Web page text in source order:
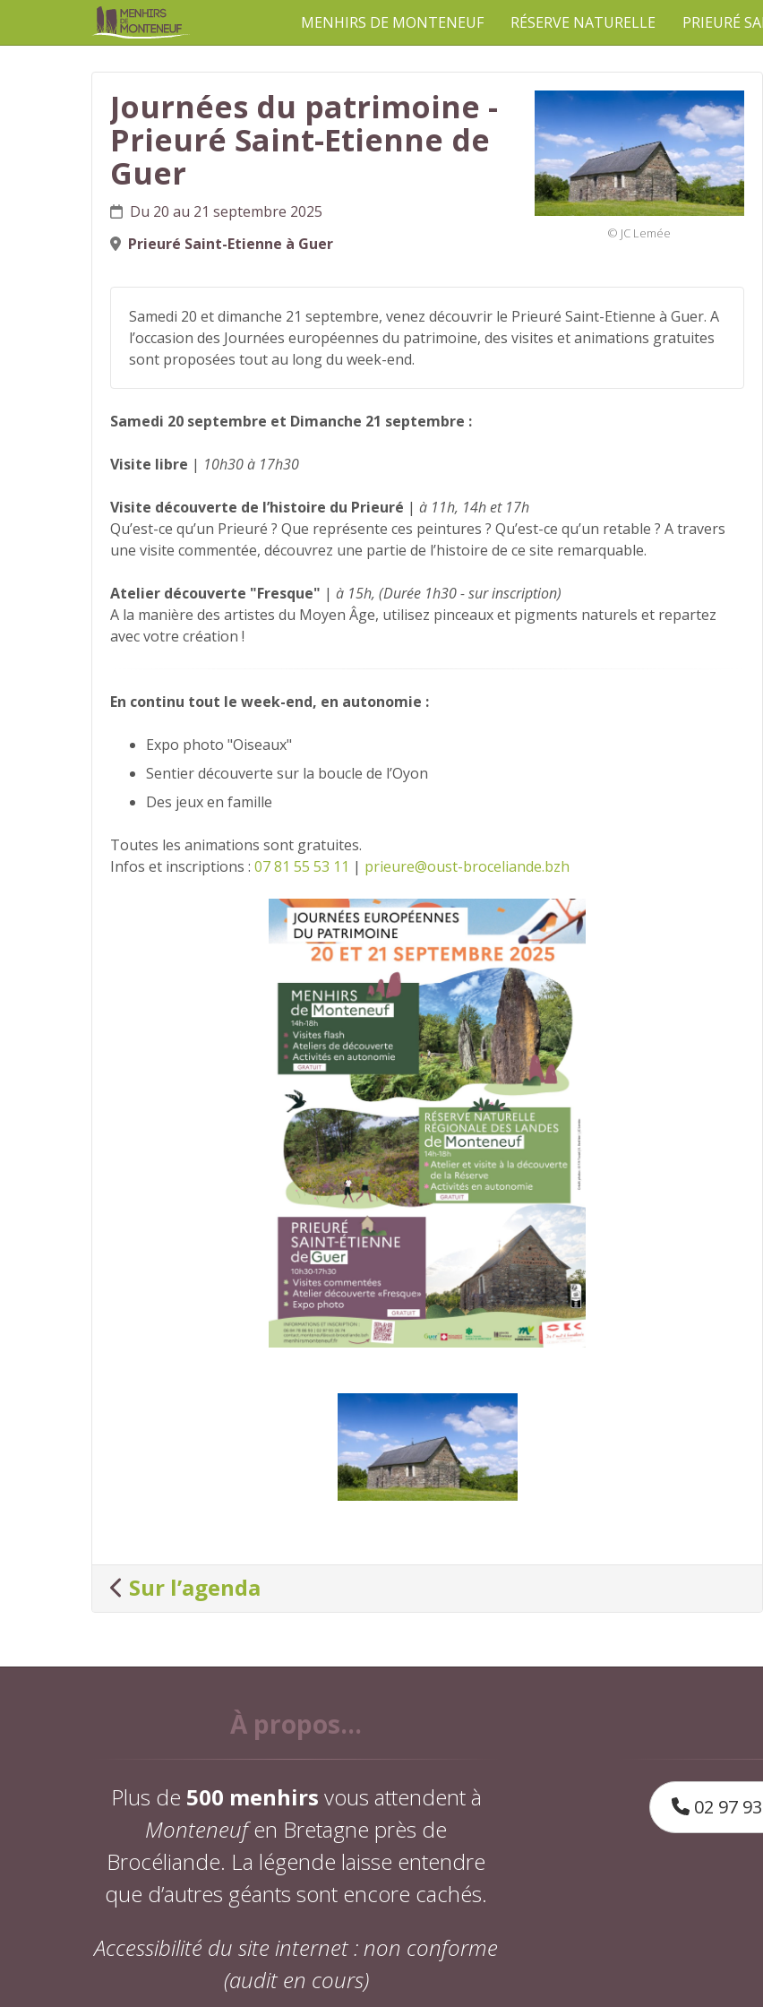
MENHIRS DE MONTENEUF RÉSERVE NATURELLE PRIEURÉ
© JC Lemée
Journées du patrimoine -
Prieuré Saint-Etienne de
Guer
Du 20 au 21 septembre 2025
Prieuré Saint-Etienne à Guer
Samedi 20 et dimanche 21 septembre, venez découvrir le Prieuré Saint-Etienne à Guer. A
l’occasion des Journées européennes du patrimoine, des visites et animations gratuites
sont proposées tout au long du week-end.
Samedi 20 septembre et Dimanche 21 septembre :
Visite libre | 10h30 à 17h30
Visite découverte de l’histoire du Prieuré | à 11h, 14h et 17h
Qu’est-ce qu’un Prieuré ? Que représente ces peintures ? Qu’est-ce qu’un retable ? A travers
une visite commentée, découvrez une partie de l’histoire de ce site remarquable.
Atelier découverte "Fresque" | à 15h, (Durée 1h30 - sur inscription)
A la manière des artistes du Moyen Âge, utilisez pinceaux et pigments naturels et repartez
avec votre création !
En continu tout le week-end, en autonomie :
Expo photo "Oiseaux"
Sentier découverte sur la boucle de l’Oyon
Des jeux en famille
Toutes les animations sont gratuites.
Infos et inscriptions : 07 81 55 53 11 | prieure@oust-broceliande.bzh
Sur l’agenda
À propos...
Plus de 500 menhirs vous attendent à
Monteneufen Bretagne près de
Brocéliande. La légende laisse entendre
que d’autres géants sont encore cachés.
Accessibilité du site internet : non conforme
(audit en cours)
02 97